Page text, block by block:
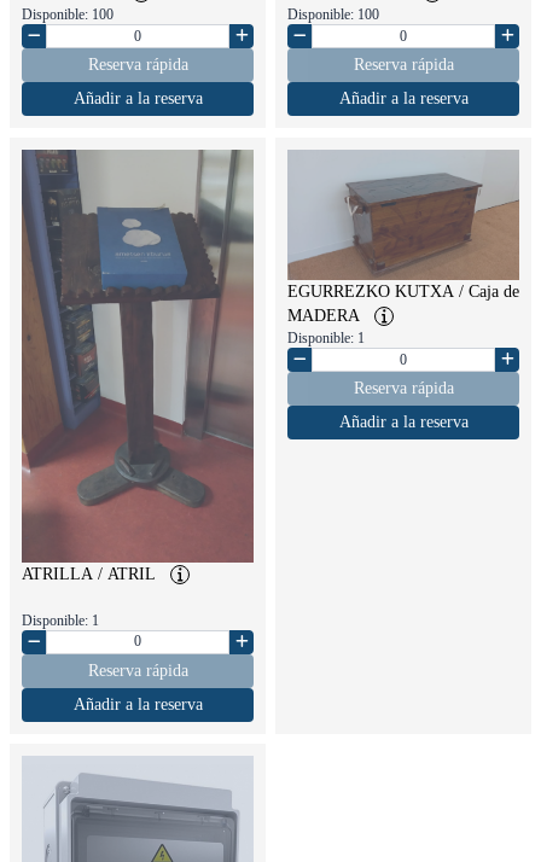
Disponible: 100
Reserva rápida
Añadir a la reserva
Disponible: 100
Reserva rápida
Añadir a la reserva
ATRILLA / ATRIL
Disponible: 1
Reserva rápida
Añadir a la reserva
EGURREZKO KUTXA / Caja de
MADERA
Disponible: 1
Reserva rápida
Añadir a la reserva